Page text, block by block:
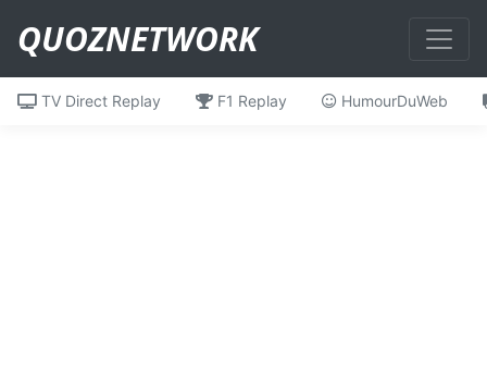
QUOZNETWORK
TV Direct Replay F1 Replay HumourDuWeb